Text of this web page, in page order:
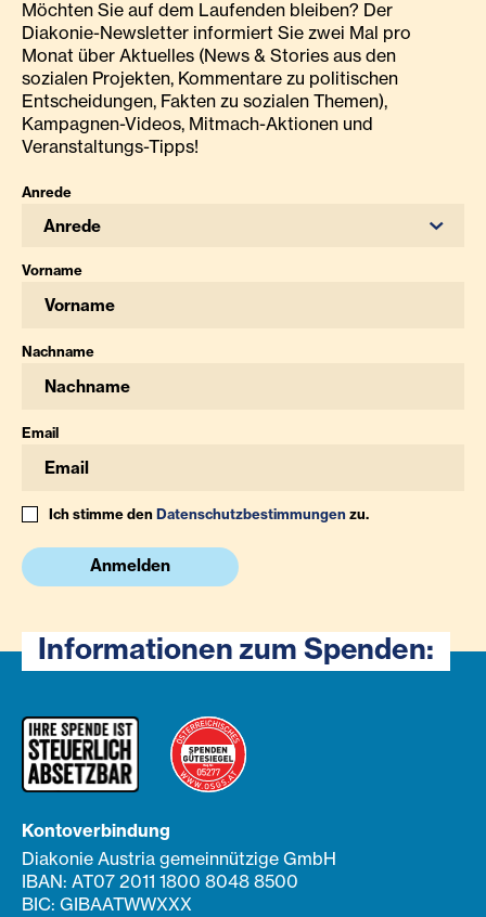
Möchten Sie auf dem Laufenden bleiben? Der
Diakonie-Newsletter informiert Sie zwei Mal pro
Monat über Aktuelles (News & Stories aus den
sozialen Projekten, Kommentare zu politischen
Entscheidungen, Fakten zu sozialen Themen),
Kampagnen-Videos, Mitmach-Aktionen und
Veranstaltungs-Tipps!
Anrede
Anrede
Vorname
Nachname
Email
Ich stimme denDatenschutzbestimmungenzu.
Anmelden
Informationen zum Spenden:
Kontoverbindung
Diakonie Austria gemeinnützige GmbH
IBAN: AT07 2011 1800 8048 8500
BIC: GIBAATWWXXX